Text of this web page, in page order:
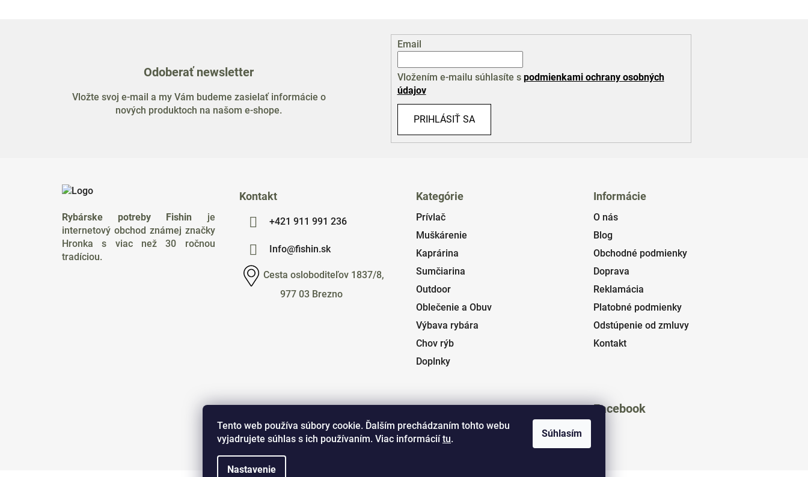
Tento web používa súbory cookie. Ďalším prechádzaním tohto webu
vyjadrujete súhlas s ich používaním. Viac informáciítu.
Nastavenie
Súhlasím
Odoberať newsletter
Vložte svoj e-mail a my Vám budeme zasielať informácie o
nových produktoch na našom e-shope.
Email
Vložením e-mailu súhlasíte s podmienkami ochrany osobných
údajov
PRIHLÁSIŤ SA
Rybárske potreby Fishin je
internetový obchod známej značky
Hronka s viac než 30 ročnou
tradíciou.
Kontakt
+421 911 991 236
Info@fishin.sk
Cesta osloboditeľov 1837/8,
977 03 Brezno
Kategórie
Prívlač
Muškárenie
Kaprárina
Sumčiarina
Outdoor
Oblečenie a Obuv
Výbava rybára
Chov rýb
Doplnky
Informácie
O nás
Blog
Obchodné podmienky
Doprava
Reklamácia
Platobné podmienky
Odstúpenie od zmluvy
Kontakt
Facebook